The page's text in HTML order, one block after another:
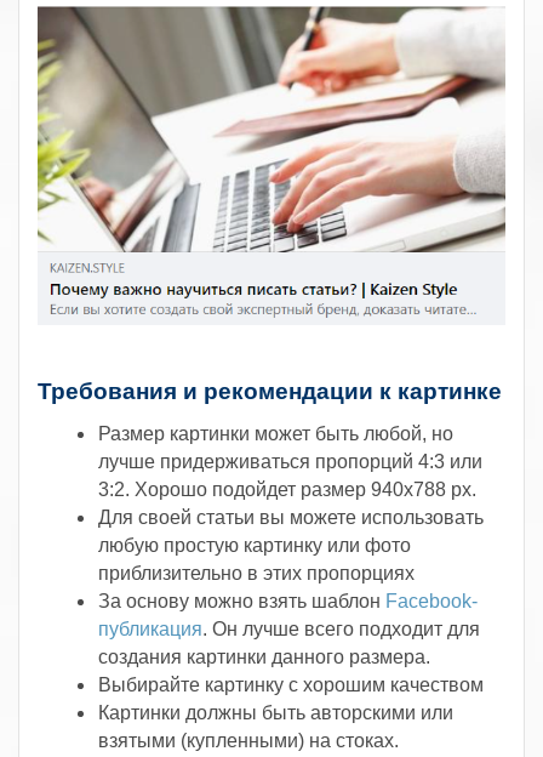
Требования и рекомендации к картинке
Размер картинки может быть любой, но
лучше придерживаться пропорций 4:3 или
3:2. Хорошо подойдет размер 940х788 px.
Для своей статьи вы можете использовать
любую простую картинку или фото
приблизительно в этих пропорциях
За основу можно взять шаблон Facebook-
публикация. Он лучше всего подходит для
создания картинки данного размера.
Выбирайте картинку с хорошим качеством
Картинки должны быть авторскими или
взятыми (купленными) на стоках.